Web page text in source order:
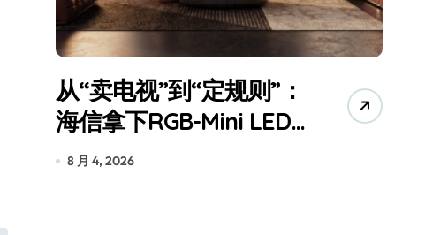
从“卖电视”到“定规则”：
海信拿下RGB-Mini LED
全球话语权
8 月 4, 2026